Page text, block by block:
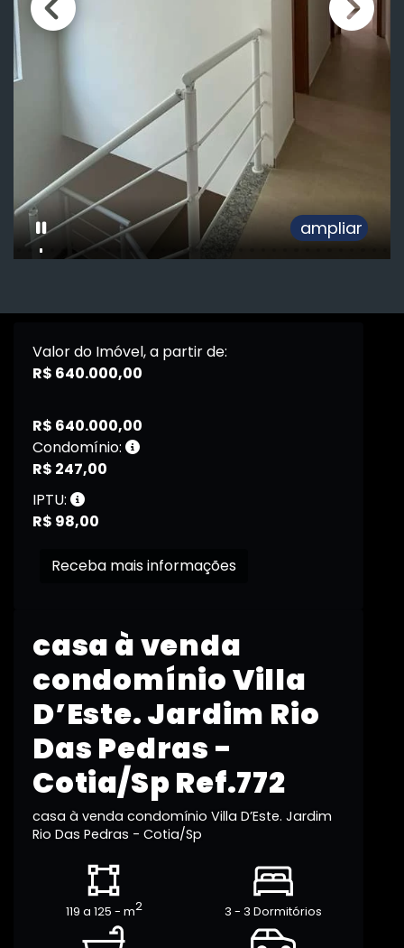
ampliar
casa à venda
condomínio Villa
D’Este. Jardim Rio
Das Pedras -
Cotia/Sp Ref.772
casa à venda condomínio Villa D’Este. Jardim
Rio Das Pedras - Cotia/Sp
119 a 125 - m2 3 - 3 Dormitórios
Valor do Imóvel, a partir de:
R$ 640.000,00
R$ 640.000,00
Condomínio:
R$ 247,00
IPTU:
R$ 98,00
Receba mais informações